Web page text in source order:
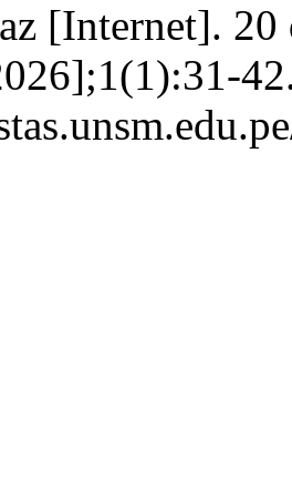
[Internet]. 20